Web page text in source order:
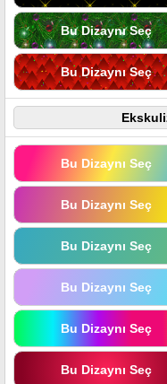
Bu Dizaynı Seç
Bu Dizaynı Seç
Bu Dizaynı Seç
Bu Dizaynı Seç
Bu Dizaynı Seç
Bu Dizaynı Seç
Bu Dizaynı Seç
Bu Dizaynı Seç